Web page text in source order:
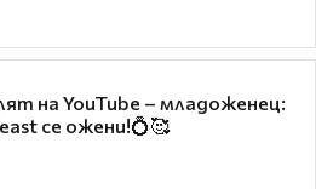
на YouTube – младоженец:
се ожени!💍🥰